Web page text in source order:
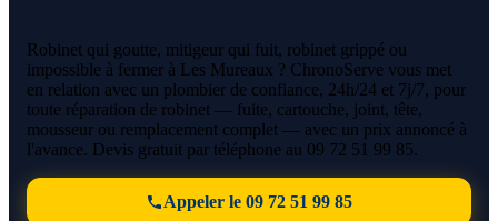
Robinet qui goutte, mitigeur qui fuit, robinet grippé ou
impossible à fermer à Les Mureaux ? ChronoServe vous met
en relation avec un plombier de confiance, 24h/24 et 7j/7, pour
toute réparation de robinet — fuite, cartouche, joint, tête,
mousseur ou remplacement complet — avec un prix annoncé à
l'avance. Devis gratuit par téléphone au 09 72 51 99 85.
Appeler le 09 72 51 99 85